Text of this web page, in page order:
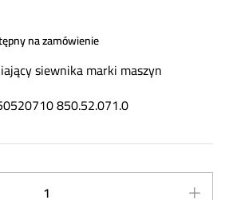
na zamówienie
siewnika marki maszyn
850.52.071.0